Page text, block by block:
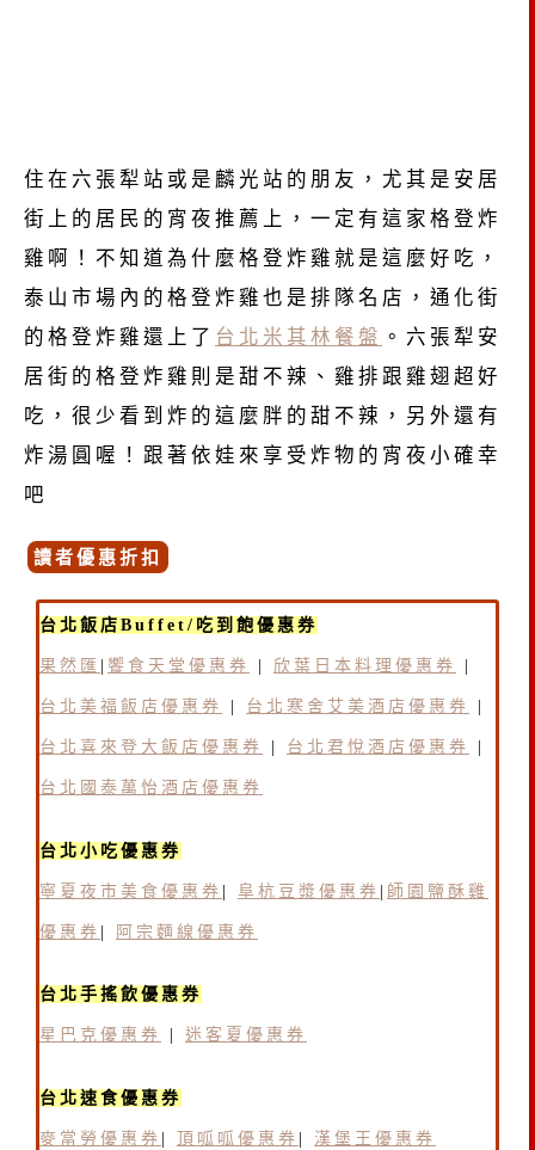
住在六張犁站或是麟光站的朋友，尤其是安居
街上的居民的宵夜推薦上，一定有這家格登炸
雞啊！不知道為什麼格登炸雞就是這麼好吃，
泰山市場內的格登炸雞也是排隊名店，通化街
的格登炸雞還上了 台北米其林餐盤 。六張犁安
居街的格登炸雞則是甜不辣、雞排跟雞翅超好
吃，很少看到炸的這麼胖的甜不辣，另外還有
炸湯圓喔！跟著依娃來享受炸物的宵夜小確幸
吧
讀者優惠折扣
台北飯店Buffet/吃到飽優惠券
果然匯 饗食天堂優惠券 欣葉日本料理優惠券
台北美福飯店優惠券 台北寒舍艾美酒店優惠券
台北喜來登大飯店優惠券 台北君悅酒店優惠券
台北國泰萬怡酒店優惠券
台北小吃優惠券
寧夏夜市美食優惠券 | 阜杭豆漿優惠券 | 師園鹽酥雞
優惠券 | 阿宗麵線優惠券
台北手搖飲優惠券
星巴克優惠券 迷客夏優惠券
台北速食優惠券
麥當勞優惠券 頂呱呱優惠券 漢堡王優惠券